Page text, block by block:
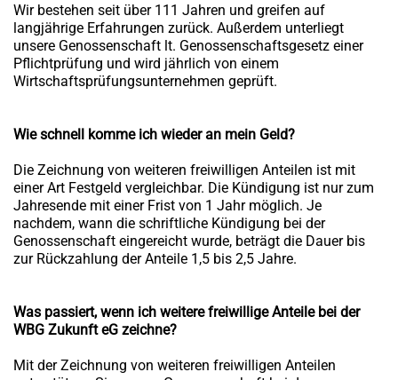
Wir bestehen seit über 111 Jahren und greifen auf
langjährige Erfahrungen zurück. Außerdem unterliegt
unsere Genossenschaft lt. Genossenschaftsgesetz einer
Pflichtprüfung und wird jährlich von einem
Wirtschaftsprüfungsunternehmen geprüft.
Wie schnell komme ich wieder an mein Geld?
Die Zeichnung von weiteren freiwilligen Anteilen ist mit
einer Art Festgeld vergleichbar. Die Kündigung ist nur zum
Jahresende mit einer Frist von 1 Jahr möglich. Je
nachdem, wann die schriftliche Kündigung bei der
Genossenschaft eingereicht wurde, beträgt die Dauer bis
zur Rückzahlung der Anteile 1,5 bis 2,5 Jahre.
Was passiert, wenn ich weitere freiwillige Anteile bei der
WBG Zukunft eG zeichne?
Mit der Zeichnung von weiteren freiwilligen Anteilen